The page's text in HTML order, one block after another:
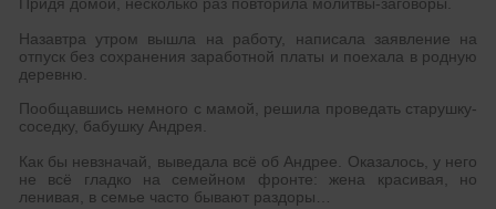
Придя домой, несколько раз повторила молитвы-заговоры.
Назавтра утром вышла на работу, написала заявление на
отпуск без сохранения заработной платы и поехала в родную
деревню.
Пообщавшись немного с мамой, решила проведать старушку-
соседку, бабушку Андрея.
Как бы невзначай, выведала всё об Андрее. Оказалось, у него
не всё гладко на семейном фронте: жена красивая, но
ленивая, в семье часто бывают раздоры…